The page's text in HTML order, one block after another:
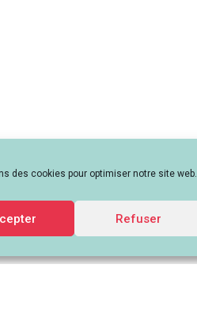
des cookies pour optimiser notre site web.
Refuser